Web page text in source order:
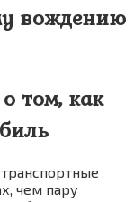
вождению
том, как
чем пару